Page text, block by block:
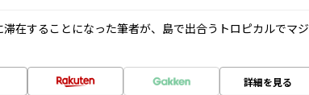
在することになった筆者が、島で出合うトロピカルでマジ
詳細を見る